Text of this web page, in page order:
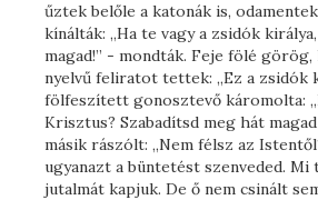
űztek belőle a katonák is,
kínálták: „Ha te vagy a zsidók
magad!” - mondták. Feje fölé
nyelvű feliratot tettek: „Ez a zsidók
fölfeszített gonosztevő káromolta:
Krisztus? Szabadítsd meg hát
másik rászólt: „Nem félsz az
ugyanazt a büntetést szenveded.
jutalmát kapjuk. De ő nem csinált